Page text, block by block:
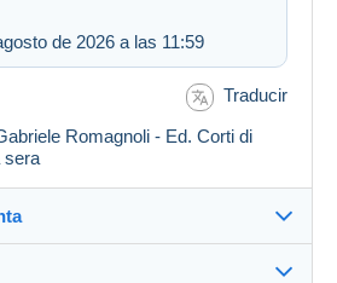
de 2026 a las 11:59
Traducir
Romagnoli - Ed. Corti di
sera